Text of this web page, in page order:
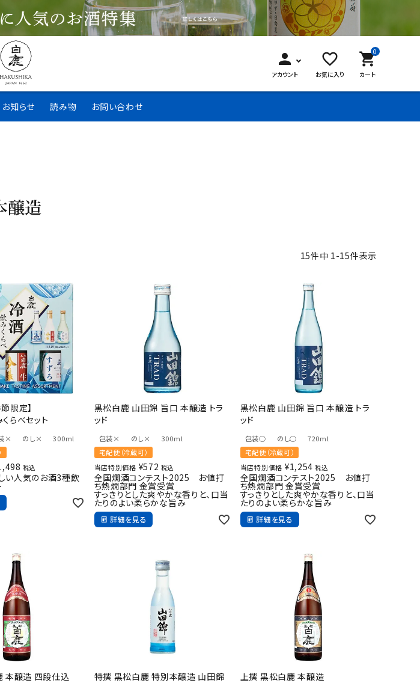
person
アカウント
favorite_border
お気に入り
0
shopping_cart
カート
お知らせ 読み物 お問い合わせ
醸造
15件中 1-15件表示
限定】
らべセット
× のし×
300ml
税込
い人気のお酒3種飲
黒松白鹿 山田錦 旨口 本醸造 トラ
ッド
包装× のし×
300ml
宅配便（冷蔵可）
当店特別価格 ¥572 税込
全国燗酒コンテスト2025 お値打
ち熱燗部門 金賞受賞
すっきりとした爽やかな香りと、口当
たりのよい柔らかな旨み
詳細を見る
黒松白鹿 山田錦 旨口 本醸造 トラ
ッド
包装○ のし○
720ml
宅配便（冷蔵可）
当店特別価格 ¥1,254 税込
全国燗酒コンテスト2025 お値打
ち熱燗部門 金賞受賞
すっきりとした爽やかな香りと、口当
たりのよい柔らかな旨み
詳細を見る
本醸造 四段仕込 特撰 黒松白鹿 特別本醸造 山田錦 上撰 黒松白鹿 本醸造